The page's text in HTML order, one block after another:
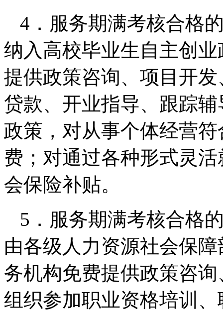
4．服务期满考核合格
纳入高校毕业生自主创
提供政策咨询、项目开
贷款、开业指导、跟踪
政策，对从事个体经营
费；对通过各种形式灵
会保险补贴。
5．服务期满考核合格
由各级人力资源社会保
务机构免费提供政策咨
组织参加职业资格培训